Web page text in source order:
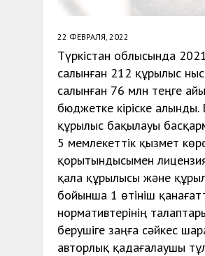
22 ФЕВРАЛЯ, 2022
Түркістан облысында
салынған 212 құрылыс
салынған 76 млн теңге
бюджетке кіріске
құрылыс бақылауы
5 мемлекеттік қызмет
қорытындысымен
қала құрылысы және
бойынша 1 өтініш
нормативтерінiң
берушіге заңға сәйкес
авторлық қадағалаушы